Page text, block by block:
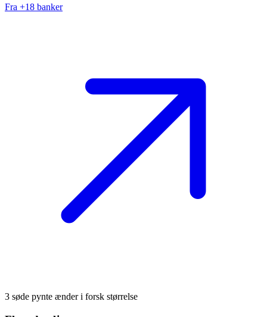
Fra +18 banker
3 søde pynte ænder i forsk størrelse